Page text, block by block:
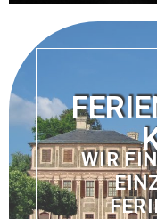
WIR